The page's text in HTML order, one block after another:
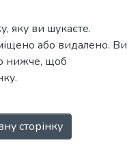
яку ви шукаєте.
або видалено. Ви
нижче, щоб
сторінку